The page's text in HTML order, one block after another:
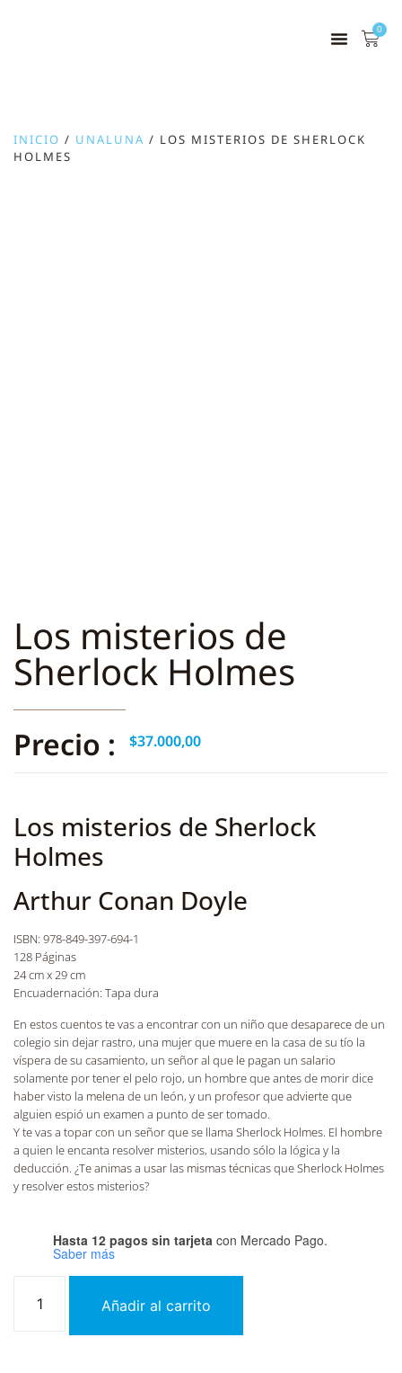
0
INICIO / UNALUNA / LOS MISTERIOS DE SHERLOCK
HOLMES
Los misterios de
Sherlock Holmes
Precio : $37.000,00
Los misterios de Sherlock
Holmes
Arthur Conan Doyle
ISBN: 978-849-397-694-1
128 Páginas
24 cm x 29 cm
Encuadernación: Tapa dura
En estos cuentos te vas a encontrar con un niño que desaparece de un
colegio sin dejar rastro, una mujer que muere en la casa de su tío la
víspera de su casamiento, un señor al que le pagan un salario
solamente por tener el pelo rojo, un hombre que antes de morir dice
haber visto la melena de un león, y un profesor que advierte que
alguien espió un examen a punto de ser tomado.
Y te vas a topar con un señor que se llama Sherlock Holmes. El hombre
a quien le encanta resolver misterios, usando sólo la lógica y la
deducción. ¿Te animas a usar las mismas técnicas que Sherlock Holmes
y resolver estos misterios?
Hasta 12 pagos sin tarjeta con Mercado Pago.
Saber más
Añadir al carrito